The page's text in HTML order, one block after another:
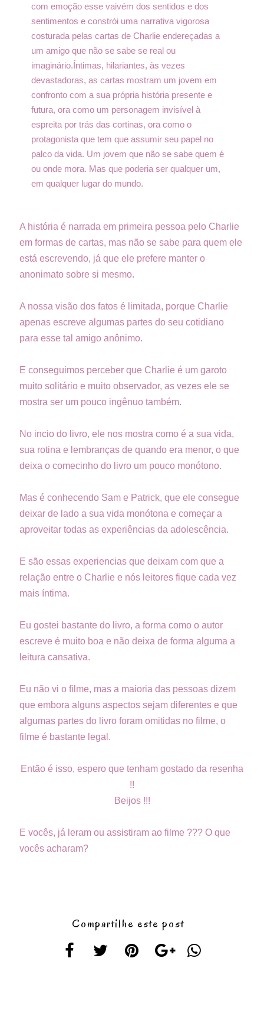
com emoção esse vaivém dos sentidos e dos
sentimentos e constrói uma narrativa vigorosa
costurada pelas cartas de Charlie endereçadas a
um amigo que não se sabe se real ou
imaginário.Íntimas, hilariantes, às vezes
devastadoras, as cartas mostram um jovem em
confronto com a sua própria história presente e
futura, ora como um personagem invisível à
espreita por trás das cortinas, ora como o
protagonista que tem que assumir seu papel no
palco da vida. Um jovem que não se sabe quem é
ou onde mora. Mas que poderia ser qualquer um,
em qualquer lugar do mundo.
A história é narrada em primeira pessoa pelo Charlie
em formas de cartas, mas não se sabe para quem ele
está escrevendo, já que ele prefere manter o
anonimato sobre si mesmo.
A nossa visão dos fatos é limitada, porque Charlie
apenas escreve algumas partes do seu cotidiano
para esse tal amigo anônimo.
E conseguimos perceber que Charlie é um garoto
muito solitário e muito observador, as vezes ele se
mostra ser um pouco ingênuo também.
No incio do livro, ele nos mostra como é a sua vida,
sua rotina e lembranças de quando era menor, o que
deixa o comecinho do livro um pouco monótono.
Mas é conhecendo Sam e Patrick, que ele consegue
deixar de lado a sua vida monótona e começar a
aproveitar todas as experiências da adolescência.
E são essas experiencias que deixam com que a
relação entre o Charlie e nós leitores fique cada vez
mais íntima.
Eu gostei bastante do livro, a forma como o autor
escreve é muito boa e não deixa de forma alguma a
leitura cansativa.
Eu não vi o filme, mas a maioria das pessoas dizem
que embora alguns aspectos sejam diferentes e que
algumas partes do livro foram omitidas no filme, o
filme é bastante legal.
Então é isso, espero que tenham gostado da resenha
!!
Beijos !!!
E vocês, já leram ou assistiram ao filme ??? O que
vocês acharam?
Compartilhe este post